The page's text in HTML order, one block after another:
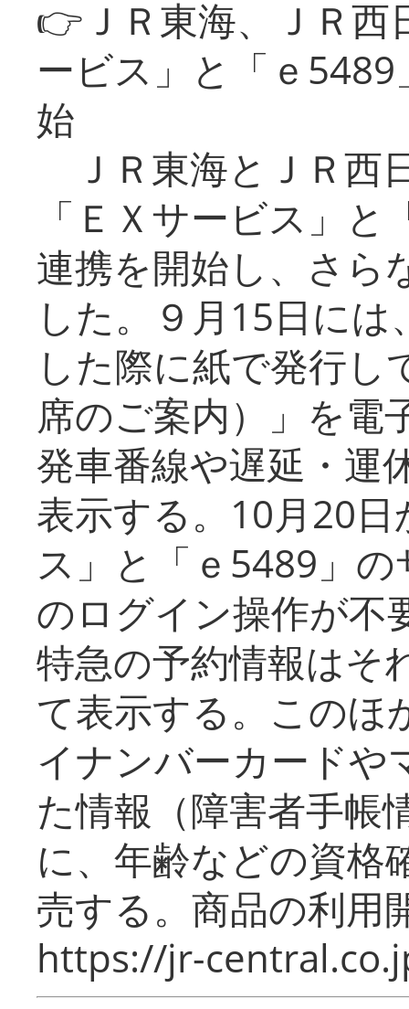
👉ＪＲ東海、ＪＲ
ービス」と「ｅ
始
ＪＲ東海とＪＲ西
「ＥＸサービス」
連携を開始し、さら
した。９月15日に
した際に紙で発行し
席のご案内）」を電
発車番線や遅延・運
表示する。10月20
ス」と「ｅ5489」
のログイン操作が不
特急の予約情報はそ
て表示する。このほ
イナンバーカードや
た情報（障害者手帳
に、年齢などの資格
売する。商品の利用
https://jr-